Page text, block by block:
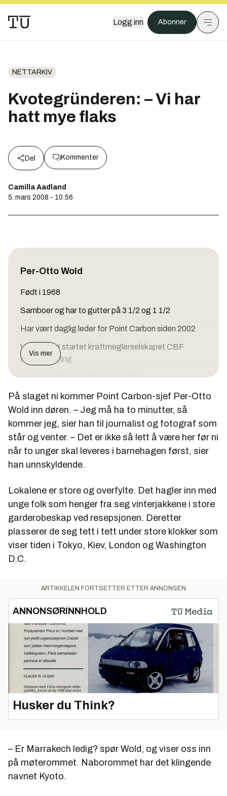
Logg inn Abonner
NETTARKIV
Kvotegründeren: – Vi har
hatt mye flaks
Del Kommenter
Camilla Aadland
5. mars 2008 - 10:56
Per-Otto Wold
Født i 1968
Samboer og har to gutter på 3 1/2 og 1 1/2
Har vært daglig leder for Point Carbon siden 2002
Var med og startet kraftmeglerselskapet CBF
Energimegling.
Utdannet Master of Science på BI
Kjører Buddy el-bil
Point Carbon
* Dannet i 2000 av gründerne Jørund Buen, Kristian
Tangen og Atle Christiansen, som alle har gått på
NTNU og jobbet som forskere ved Fridtjof Nansen
* Er et analyse- og konsulentselskap som har
spesialisert seg på CO2-kvoter. Tilbyr rådgivning,
nyhetstjeneste og analyser til både kjøpere og
selgere av kvoter over hele verden
* Har i dag 170 ansatte og en omsetning på 84
millioner (2006)
språk.
* Eies av gründerne, Schibsted, amerikanske Oak
Investment Partners, JP Morgan og japanske
Mizuho Research Institute og JPower
Vis mer
På slaget ni kommer Point Carbon-sjef Per-Otto
Wold inn døren. – Jeg må ha to minutter, så
kommer jeg, sier han til journalist og fotograf som
står og venter. – Det er ikke så lett å være her før ni
når to unger skal leveres i barnehagen først, sier
han unnskyldende.
Lokalene er store og overfylte. Det hagler inn med
unge folk som henger fra seg vinterjakkene i store
garderobeskap ved resepsjonen. Deretter
plasserer de seg tett i tett under store klokker som
viser tiden i Tokyo, Kiev, London og Washington
D.C.
ARTIKKELEN FORTSETTER ETTER ANNONSEN
ANNONSØRINNHOLD
Husker du Think?
– Er Marrakech ledig? spør Wold, og viser oss inn
på møterommet. Naborommet har det klingende
navnet Kyoto.